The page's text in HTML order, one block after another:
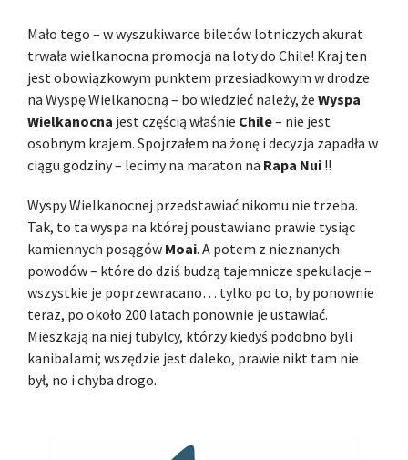
Mało tego – w wyszukiwarce biletów lotniczych akurat
trwała wielkanocna promocja na loty do Chile! Kraj ten
jest obowiązkowym punktem przesiadkowym w drodze
na Wyspę Wielkanocną – bo wiedzieć należy, że Wyspa
Wielkanocna jest częścią właśnie Chile– nie jest
osobnym krajem. Spojrzałem na żonę i decyzja zapadła w
ciągu godziny – lecimy na maraton na Rapa Nui !!
Wyspy Wielkanocnej przedstawiać nikomu nie trzeba.
Tak, to ta wyspa na której poustawiano prawie tysiąc
kamiennych posągów Moai. A potem z nieznanych
powodów – które do dziś budzą tajemnicze spekulacje –
wszystkie je poprzewracano… tylko po to, by ponownie
teraz, po około 200 latach ponownie je ustawiać.
Mieszkają na niej tubylcy, którzy kiedyś podobno byli
kanibalami; wszędzie jest daleko, prawie nikt tam nie
był, no i chyba drogo.